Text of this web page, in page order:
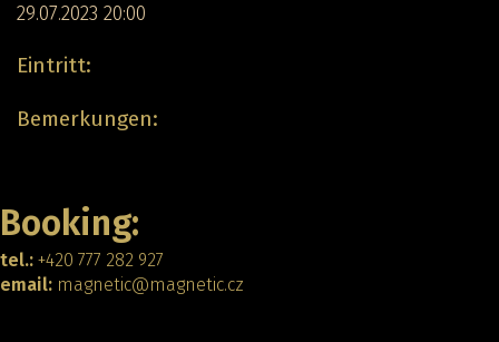
29.07.2023 20:00
Eintritt:
Bemerkungen:
Booking:
tel.: +420 777 282 927
email: magnetic@magnetic.cz